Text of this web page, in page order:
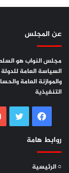
المؤهلات العلمية:
عن المجلس
مجلس النواب هو
السياسة العامة
والموازنة العامة
التنفيذية
فيسبوك
روابط هامة
○ الرئيسية